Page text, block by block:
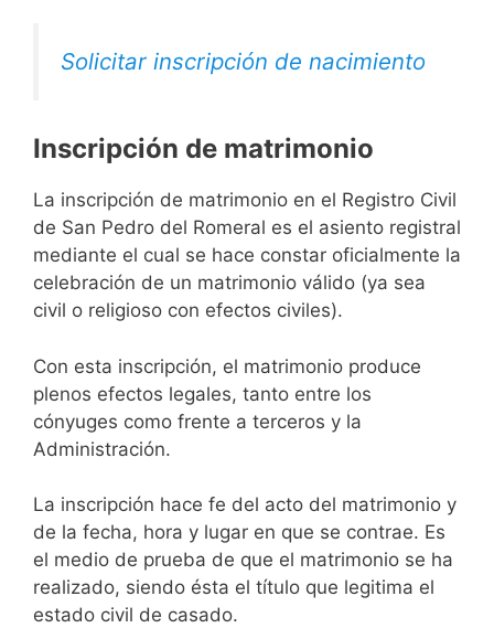
Solicitar inscripción de nacimiento
Inscripción de matrimonio
La inscripción de matrimonio en el Registro Civil
de San Pedro del Romeral es el asiento registral
mediante el cual se hace constar oficialmente la
celebración de un matrimonio válido (ya sea
civil o religioso con efectos civiles).
Con esta inscripción, el matrimonio produce
plenos efectos legales, tanto entre los
cónyuges como frente a terceros y la
Administración.
La inscripción hace fe del acto del matrimonio y
de la fecha, hora y lugar en que se contrae. Es
el medio de prueba de que el matrimonio se ha
realizado, siendo ésta el título que legitima el
estado civil de casado.